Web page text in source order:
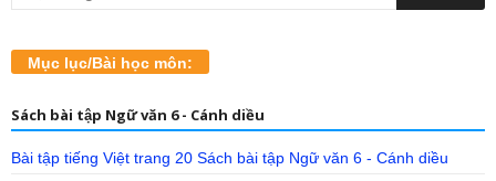
Mục lục/Bài học môn:
Sách bài tập Ngữ văn 6 - Cánh diều
Bài tập tiếng Việt trang 20 Sách bài tập Ngữ văn 6 - Cánh diều